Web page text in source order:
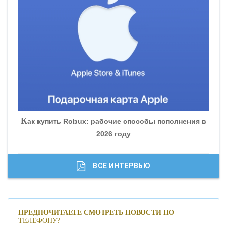
«ВНЕШПРОМБАНК»
«БАНК ГЛОБЭКС»
«СОВКОМБАНК»
«ГАЗПРОМБАНК»
«МОСКОВСКИЙ КРЕДИТНЫЙ БАНК»
Как купить Robux: рабочие способы пополнения в
2026 году
ВСЕ ИНТЕРВЬЮ
ПРЕДПОЧИТАЕТЕ СМОТРЕТЬ НОВОСТИ ПО
ТЕЛЕФОНУ?